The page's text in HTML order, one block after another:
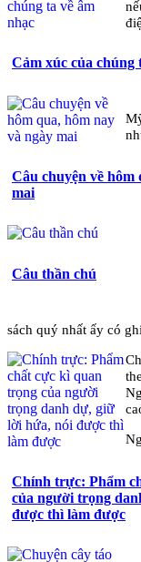
Cảm xúc của chúng
Câu chuyện về hôm
mai
Câu thần chú
sách quý nhất ấy có
Chính trực: Phẩm
của người trọng
được thì làm được